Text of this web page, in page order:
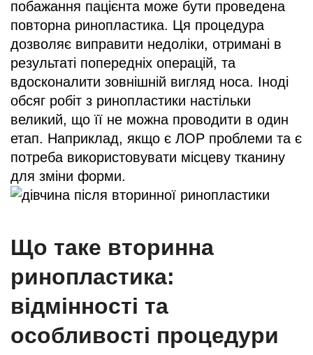
побажання пацієнта може бути проведена
повторна ринопластика. Ця процедура
дозволяє виправити недоліки, отримані в
результаті попередніх операцій, та
вдосконалити зовнішній вигляд носа. Іноді
обсяг робіт з ринопластики настільки
великий, що її не можна проводити в один
етап. Наприклад, якщо є ЛОР проблеми та є
потреба використовувати місцеву тканину
для зміни форми.
Що таке вторинна
ринопластика:
відмінності та
особливості процедури